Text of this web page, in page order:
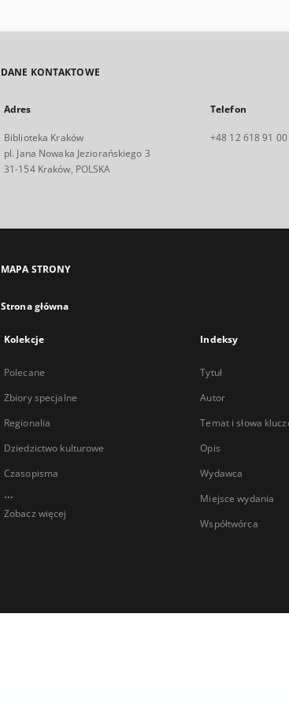
DANE KONTAKTOWE
Adres
Biblioteka Kraków
pl. Jana Nowaka Jeziorańskiego 3
31-154 Kraków, POLSKA
Telefon
+48 12 618 91 00
MAPA STRONY
Strona główna
Kolekcje
Polecane
Zbiory specjalne
Regionalia
Dziedzictwo kulturowe
Czasopisma
...
Zobacz więcej
Indeksy
Tytuł
Autor
Temat i słowa
Opis
Wydawca
Miejsce wydania
Współtwórca